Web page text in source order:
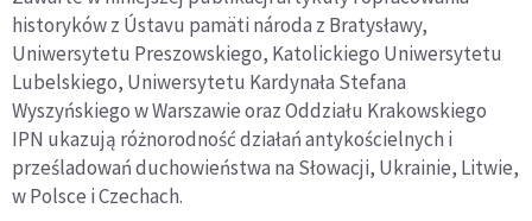
historyków z Ústavu pamäti národa z Bratysławy,
Uniwersytetu Preszowskiego, Katolickiego Uniwersytetu
Lubelskiego, Uniwersytetu Kardynała Stefana
Wyszyńskiego w Warszawie oraz Oddziału Krakowskiego
IPN ukazują różnorodność działań antykościelnych i
prześladowań duchowieństwa na Słowacji, Ukrainie, Litwie,
w Polsce i Czechach.